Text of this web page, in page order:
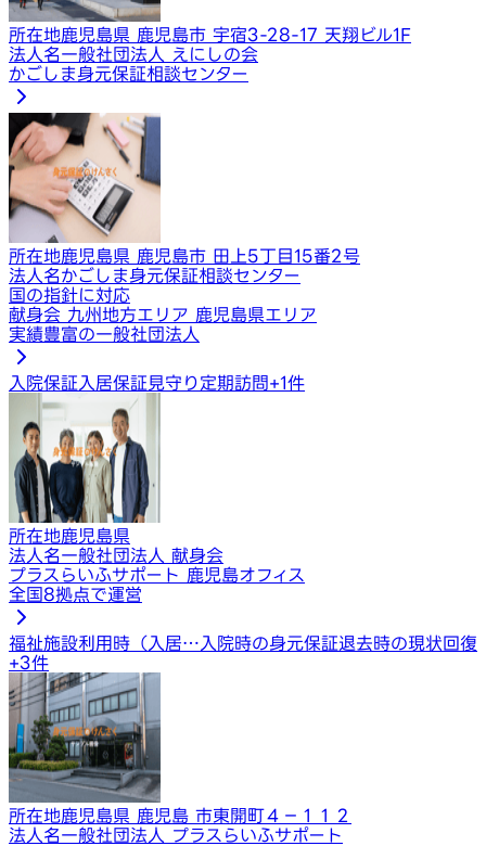
所在地鹿児島県 鹿児島市 宇宿3-28-17 天翔ビル1F
法人名一般社団法人 えにしの会
かごしま身元保証相談センター
所在地鹿児島県 鹿児島市 田上5丁目15番2号
法人名かごしま身元保証相談センター
国の指針に対応
献身会 九州地方エリア 鹿児島県エリア
実績豊富の一般社団法人
入院保証 入居保証見守り定期訪問+1件
所在地鹿児島県
法人名一般社団法人 献身会
プラスらいふサポート 鹿児島オフィス
全国8拠点で運営
福祉施設利用時（入居… 入院時の身元保証退去時の現状回復
+3件
所在地鹿児島県 鹿児島 市東開町４−１１２
法人名一般社団法人 プラスらいふサポート